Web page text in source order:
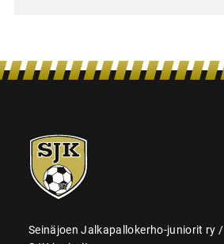
SJK-
juniorit
Seinäjoen Jalkapallokerho-juniorit ry /